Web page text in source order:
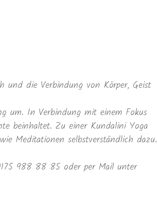
und die Verbindung von Körper, Geist
um. In Verbindung mit einem Fokus
beinhaltet. Zu einer Kundalini Yoga
Meditationen selbstverständlich dazu.
988 88 85 oder per Mail unter